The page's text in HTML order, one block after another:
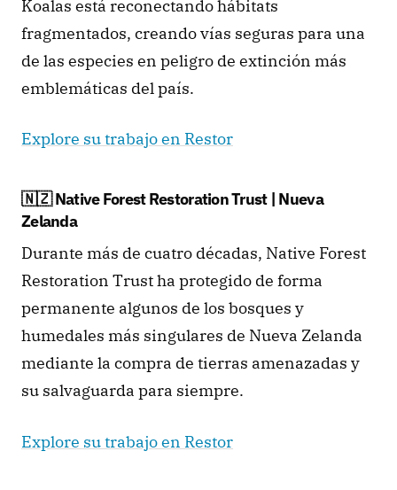
Koalas está reconectando hábitats
fragmentados, creando vías seguras para una
de las especies en peligro de extinción más
emblemáticas del país.
Explore su trabajo en Restor
🇳🇿 Native Forest Restoration Trust | Nueva
Zelanda
Durante más de cuatro décadas, Native Forest
Restoration Trust ha protegido de forma
permanente algunos de los bosques y
humedales más singulares de Nueva Zelanda
mediante la compra de tierras amenazadas y
su salvaguarda para siempre.
Explore su trabajo en Restor